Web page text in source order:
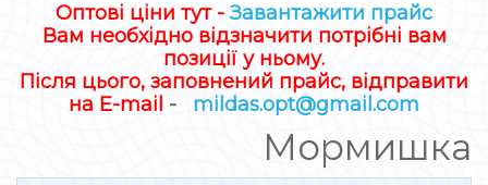
Оптові ціни тут - Завантажити прайс
Вам необхідно відзначити потрібні вам
позиції у ньому.
Після цього, заповнений прайс, відправити
на E-mail - mildas.opt@gmail.com
Мормишка